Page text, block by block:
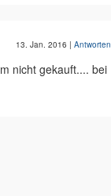
13. Jan. 2016 | Antworten
nicht gekauft.... bei